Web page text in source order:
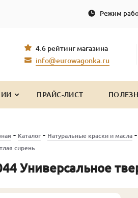
Режим
4.6 рейтинг магазина
info@eurowagonka.ru
ПРАЙС-ЛИСТ
- Каталог- Натуральные краски и масла-
сирень
Универсальное